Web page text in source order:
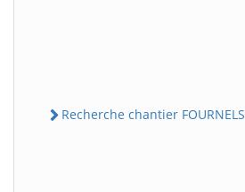
Recherche chantier FOURNELS